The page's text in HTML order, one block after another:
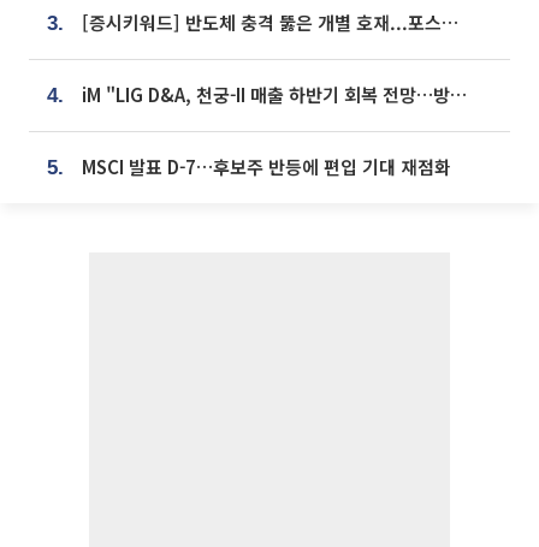
3. [증시키워드] 반도체 충격 뚫은 개별 호재...포스코퓨처엠·에코프로·한화솔루션 '눈길'
4. iM "LIG D&A, 천궁-II 매출 하반기 회복 전망…방산 톱픽 유지"
5. MSCI 발표 D-7…후보주 반등에 편입 기대 재점화